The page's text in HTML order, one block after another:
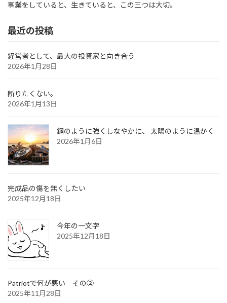
事業をしていると、生きていると、この三つは大切。
最近の投稿
経営者として、最大の投資家と向き合う
2026年1月28日
断りたくない。
2026年1月13日
鋼のように強くしなやかに、 太陽のように温かく
2026年1月6日
完成品の傷を無くしたい
2025年12月18日
今年の一文字
2025年12月18日
Patriotで何が悪い その②
2025年11月28日